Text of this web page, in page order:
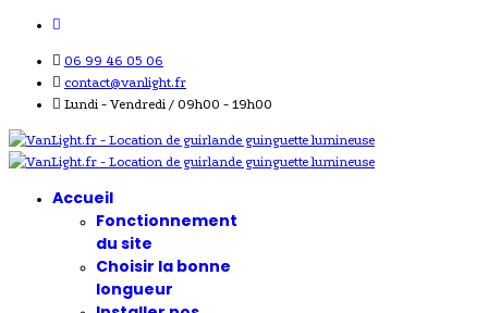
06 99 46 05 06
contact@vanlight.fr
Lundi - Vendredi / 09h00 - 19h00
Accueil
Fonctionnement
du site
Choisir la bonne
longueur